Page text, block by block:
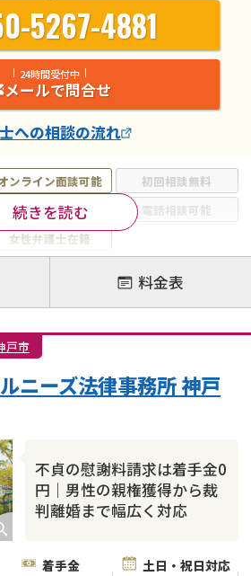
ンライン面談可能
初回相談無料
19時以降電話可能
電話相談可能
女性弁護士在籍
離婚調停
離婚裁判
DV
モラハラ
国際離婚
内縁の夫婦 熟年離婚
続きを読む
5267-4881
24時間受付中
メールで問合せ
への相談の流れ
料金表
戸市
不貞の慰謝料請求は着手金0
円｜男性の親権獲得から裁
判離婚まで幅広く対応
ニーズ法律事務所 神戸
着手金 土日・祝日対応